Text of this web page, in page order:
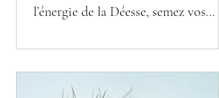
l’énergie de la Déesse, semez vos
activez votre transformation
intérieure.